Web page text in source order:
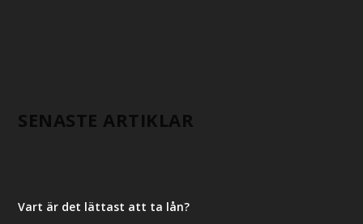
SENASTE ARTIKLAR
Vart är det lättast att ta lån?